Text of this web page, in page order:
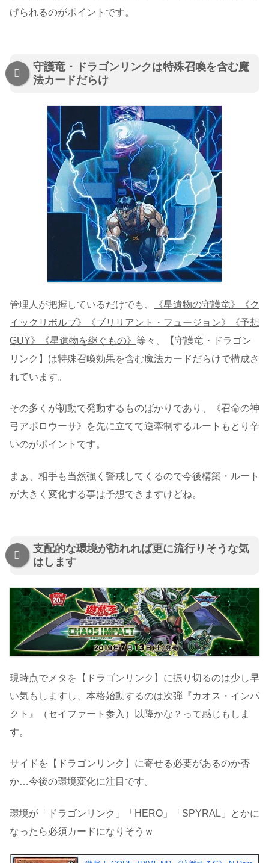
げられるのがポイントです。
守護竜・ドラゴンリンクは特殊召喚を含む魔
法カードだらけ
管理人が把握しているだけでも、
《星遺物の守護竜》《ク
イックリボルブ》《ブリリアント・フュージョン》《予想
GUY》《星遺物を継ぐもの》 等々、【守護竜・ドラゴン
リンク】は特殊召喚効果を含む魔法カードだらけで構成さ
れています。
その多くが初動で発動するものばかりであり、《召命の神
弓アポロウーサ》を先に立てて逆牽制するルートもとり辛
いのがポイントです。
まぁ、相手も当然強く警戒してくるので今後構築・ルート
が大きく変化する事は予想できますけどね。
支配的な環境が訪れれば更に流行りそうな気
はします
現時点でメタを【ドラゴンリンク】に振り切るのは少し早
い気もしますし、本格始動するのは次弾『カオス・インパ
クト』（セイファート参入）以降かな？って感じもしま
す。
サイドを【ドラゴンリンク】に寄せる必要があるのか否
か…今後の環境変化に注目です。
環境が「ドラゴンリンク」「HERO」「SPYRAL」とかに
なったら必須カードになりそうｗ